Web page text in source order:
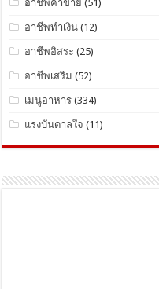
อาชีพค้าขาย (51)
อาชีพทำเงิน (12)
อาชีพอิสระ (25)
อาชีพเสริม (52)
เมนูอาหาร (334)
แรงบันดาลใจ (11)